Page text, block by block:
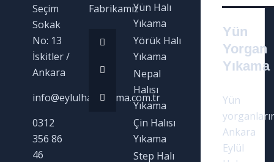
Seçim
Sokak
No: 13
İskitler /
Ankara
info@eylulhaliyikama.com.tr
0312
356 86
46
FabrikamızYün Halı
Yıkama
Yörük Halı
Yıkama
Nepal
Halısı
Yıkama
Çin Halısı
Yıkama
Step Halı
Yün
Yorgan
Yıkama
Yün
Ankara
Eylül